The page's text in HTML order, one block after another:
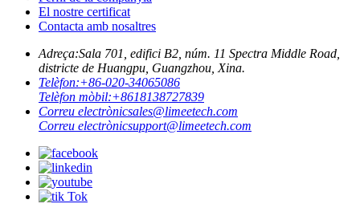
Adreça:Sala 701, edifici B2, núm. 11 Spectra Middle Road,
districte de Huangpu, Guangzhou, Xina.
Telèfon: +86-020-34065086
Telèfon mòbil: +8618138727839
Correu electrònicsales@limeetech.com
Correu electrònicsupport@limeetech.com
© Copyright - 2010-2022 : Tots els drets reservats.
destacats,Mapa del lloc